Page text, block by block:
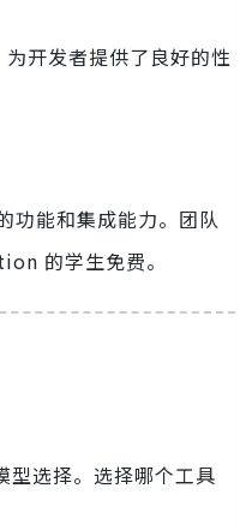
开发者提供了良好的性
能和集成能力。团队
的学生免费。
选择。选择哪个工具